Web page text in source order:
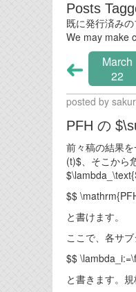
Posts
既に発行済み
We may make
March
22
posted by
PFH の
前々稿の結果
(t)$、そこから
$$
と書けます。
ここで、各サ
$$
と書きます。